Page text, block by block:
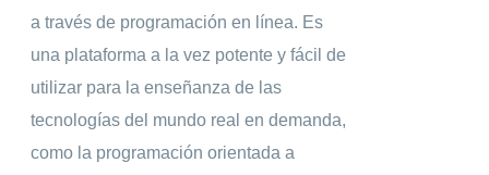
a través de programación en línea. Es
una plataforma a la vez potente y fácil de
utilizar para la enseñanza de las
tecnologías del mundo real en demanda,
como la programación orientada a